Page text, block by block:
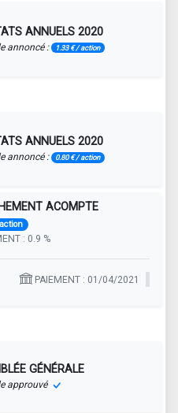
ANNUELS 2020
annoncé : 1.33 € / action
ANNUELS 2020
annoncé : 0.80 € / action
ACOMPTE
: 0.9 %
PAIEMENT : 01/04/2021
GÉNÉRALE
approuvé